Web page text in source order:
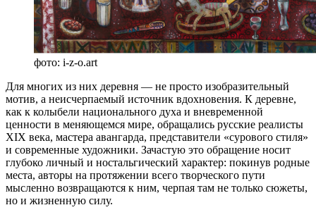
фото: i-z-o.art
Для многих из них деревня — не просто изобразительный
мотив, а неисчерпаемый источник вдохновения. К деревне,
как к колыбели национального духа и вневременной
ценности в меняющемся мире, обращались русские реалисты
XIX века, мастера авангарда, представители «сурового стиля»
и современные художники. Зачастую это обращение носит
глубоко личный и ностальгический характер: покинув родные
места, авторы на протяжении всего творческого пути
мысленно возвращаются к ним, черпая там не только сюжеты,
но и жизненную силу.